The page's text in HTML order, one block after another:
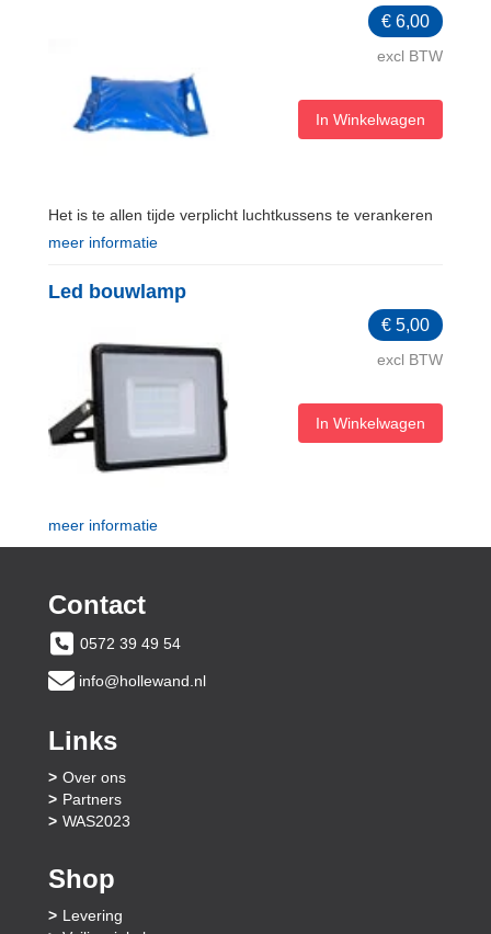
€ 6,00
excl BTW
In Winkelwagen
Het is te allen tijde verplicht luchtkussens te verankeren
meer informatie
Led bouwlamp
€ 5,00
excl BTW
In Winkelwagen
meer informatie
Contact
0572 39 49 54
info@hollewand.nl
Links
Over ons
Partners
WAS2023
Shop
Levering